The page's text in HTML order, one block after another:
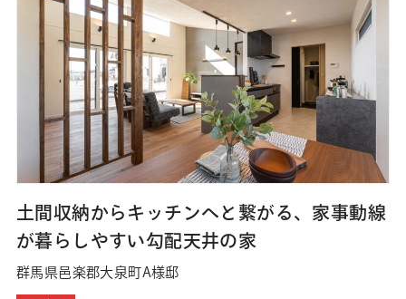
土間収納からキッチンへと繋がる、家事動線
が暮らしやすい勾配天井の家
群馬県邑楽郡大泉町A様邸